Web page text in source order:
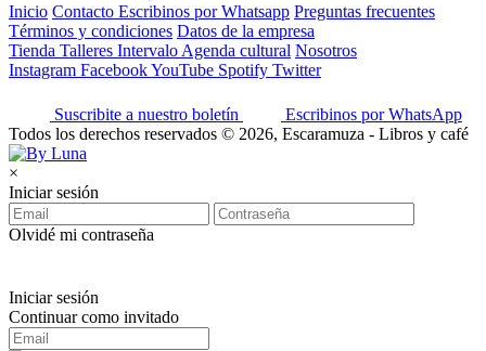
Inicio Contacto Escribinos por Whatsapp Preguntas frecuentes
Términos y condiciones Datos de la empresa
Tienda Talleres Intervalo Agenda cultural Nosotros
Instagram FacebookYouTube Spotify Twitter
Suscribite a nuestro boletín
Escribinos por WhatsApp
Todos los derechos reservados © 2026, Escaramuza - Libros y café
×
Iniciar sesión
Olvidé mi contraseña
Iniciar sesión
Continuar como invitado